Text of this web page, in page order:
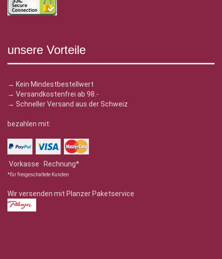
unsere Vorteile
→ Kein Mindestbestellwert
→ Versandkostenfrei ab 98.-
→ Schneller Versand aus der Schweiz
bezahlen mit:
Vorkasse · Rechnung*
*für freigeschaltete Kunden
Wir versenden mit Planzer Paketservice